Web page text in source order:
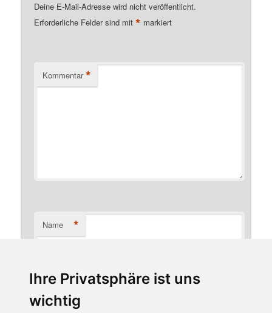
Ihre Privatsphäre ist uns
wichtig
Deine E-Mail-Adresse wird nicht veröffentlicht.
Erforderliche Felder sind mit* markiert
Kommentar *
Name *
E-Mail-Adresse *